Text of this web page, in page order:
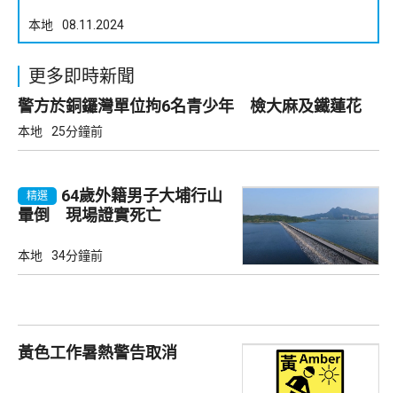
本地 08.11.2024
更多即時新聞
警方於銅鑼灣單位拘6名青少年 檢大麻及鐵蓮花
本地 25分鐘前
精選
64歲外籍男子大埔行山
暈倒 現場證實死亡
本地 34分鐘前
黃色工作暑熱警告取消